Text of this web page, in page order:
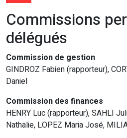
Commissions
délégués
Commission de gestion
GINDROZ Fabien (rapporteur),
Daniel
Commission des finances
HENRY Luc (rapporteur), SAHLI
Nathalie, LOPEZ Maria José,